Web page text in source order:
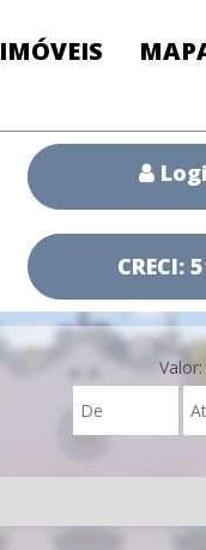
IMÓVEIS
CRECI:
Valor: